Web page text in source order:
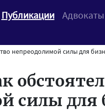
Публикации Адвокаты
непреодолимой силы для
силы для